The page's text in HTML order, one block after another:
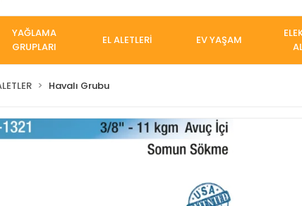
YAĞLAMA
GRUPLARI
EL ALETLERİ EV YAŞAM
Havalı Grubu